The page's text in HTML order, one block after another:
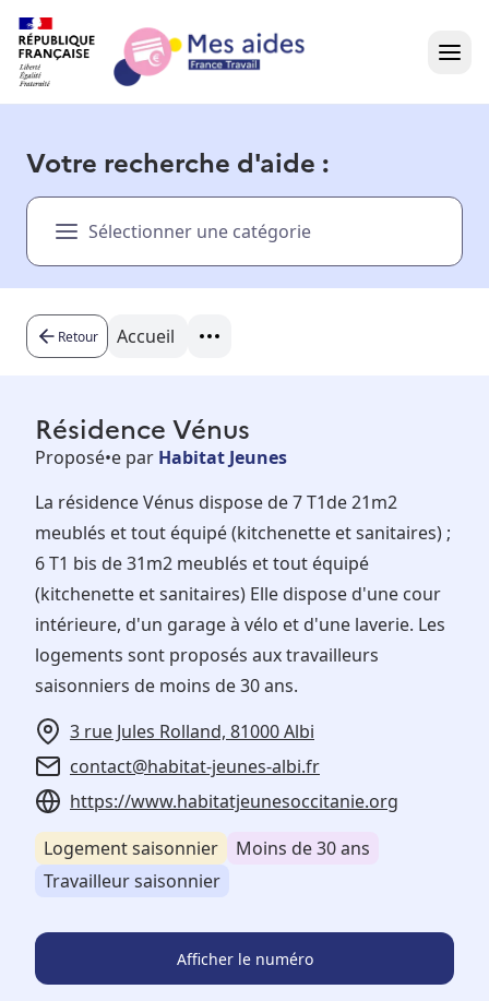
Présentation vidéo
Besoin d'aide ?
Votre recherche d'aide :
Sélectionner une catégorie
Retour Accueil
Résidence Vénus
Proposé•e par Habitat Jeunes
La résidence Vénus dispose de 7 T1de 21m2
meublés et tout équipé (kitchenette et sanitaires) ;
6 T1 bis de 31m2 meublés et tout équipé
(kitchenette et sanitaires) Elle dispose d'une cour
intérieure, d'un garage à vélo et d'une laverie. Les
logements sont proposés aux travailleurs
saisonniers de moins de 30 ans.
3 rue Jules Rolland, 81000 Albi
contact@habitat-jeunes-albi.fr
https://www.habitatjeunesoccitanie.org
Logement saisonnier
Moins de 30 ans
Travailleur saisonnier
Afficher le numéro